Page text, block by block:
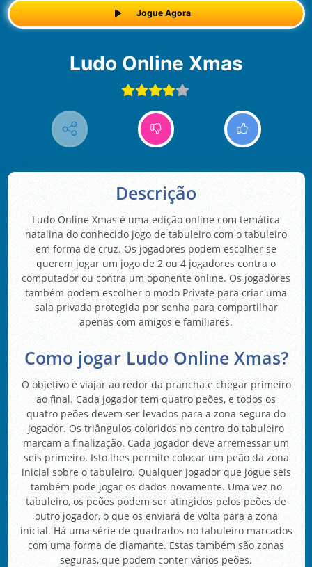
Jogue Agora
Ludo Online Xmas
Descrição
Ludo Online Xmas é uma edição online com temática
natalina do conhecido jogo de tabuleiro com o tabuleiro
em forma de cruz. Os jogadores podem escolher se
querem jogar um jogo de 2 ou 4 jogadores contra o
computador ou contra um oponente online. Os jogadores
também podem escolher o modo Private para criar uma
sala privada protegida por senha para compartilhar
apenas com amigos e familiares.
Como jogar Ludo Online Xmas?
O objetivo é viajar ao redor da prancha e chegar primeiro
ao final. Cada jogador tem quatro peões, e todos os
quatro peões devem ser levados para a zona segura do
jogador. Os triângulos coloridos no centro do tabuleiro
marcam a finalização. Cada jogador deve arremessar um
seis primeiro. Isto lhes permite colocar um peão da zona
inicial sobre o tabuleiro. Qualquer jogador que jogue seis
também pode jogar os dados novamente. Uma vez no
tabuleiro, os peões podem ser atingidos pelos peões de
outro jogador, o que os enviará de volta para a zona
inicial. Há uma série de quadrados no tabuleiro marcados
com uma forma de diamante. Estas também são zonas
seguras, que podem conter vários peões.